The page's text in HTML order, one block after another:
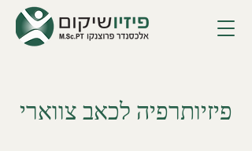
פיזיותרפיה לכאב צווארי